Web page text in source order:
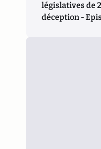
législatives de
déception -